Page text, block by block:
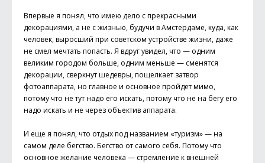
Впервые я понял, что имею дело с прекрасными
декорациями, а не с жизнью, будучи в Амстердаме, куда, как
человек, выросший при советском устройстве жизни, даже
не смел мечтать попасть. Я вдруг увидел, что — одним
великим городом больше, одним меньше — сменятся
декорации, сверкнут шедевры, пощелкает затвор
фотоаппарата, но главное и основное пройдет мимо,
потому что не тут надо его искать, потому что не на бегу его
надо искать и не через объектив аппарата.
И еще я понял, что отдых под названием «туризм» — на
самом деле бегство. Бегство от самого себя. Потому что
основное желание человека — стремление к внешней